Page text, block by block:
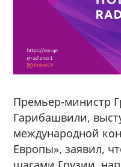
Премьер-министр
Гарибашвили,
международной
Европы», заявил,